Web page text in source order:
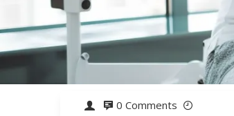
0 Comments